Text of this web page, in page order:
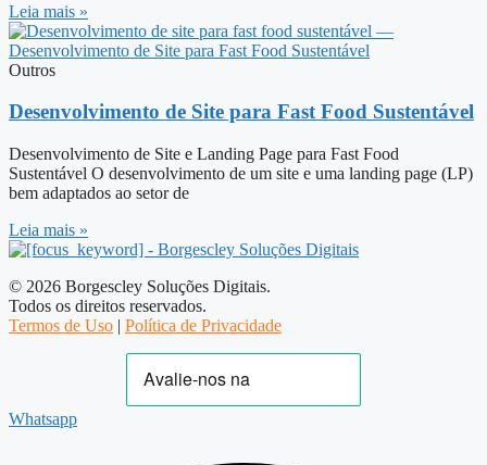
Leia mais »
Outros
Desenvolvimento de Site para Fast Food Sustentável
Desenvolvimento de Site e Landing Page para Fast Food
Sustentável O desenvolvimento de um site e uma landing page (LP)
bem adaptados ao setor de
Leia mais »
© 2026 Borgescley Soluções Digitais.
Todos os direitos reservados.
Termos de Uso | Política de Privacidade
Whatsapp